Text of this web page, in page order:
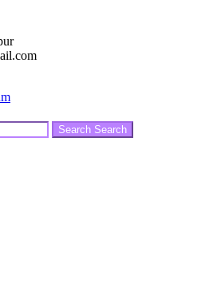
Search Search